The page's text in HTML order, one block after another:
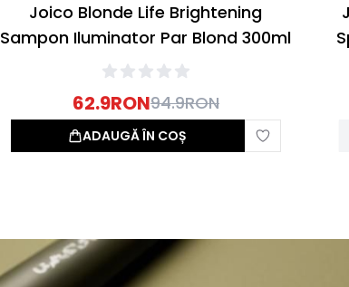
Joico Blonde Life Brightening
Sampon Iluminator Par Blond 300ml
62.9RON94.9RON
ADAUGĂ ÎN COȘ